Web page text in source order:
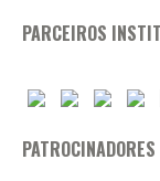
PARCEIROS
PATROCINADORES